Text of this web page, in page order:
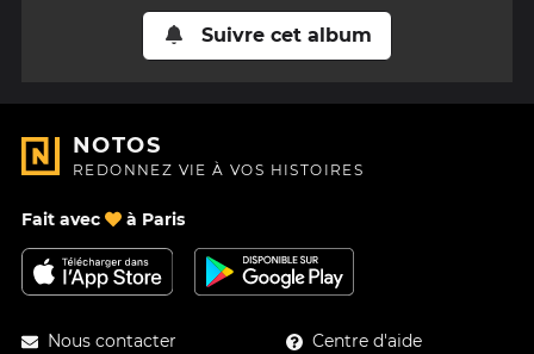
Suivre cet album
NOTOS
REDONNEZ VIE À VOS HISTOIRES
Fait avec à Paris
Nous contacter
Centre d'aide